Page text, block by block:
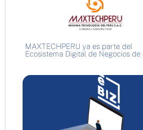
MAXTECHPERU ya es parte del
Ecosistema Digital de Negocios de